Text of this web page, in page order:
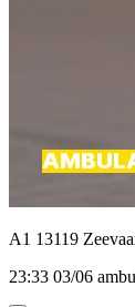
A1 13119
23:33 03/06